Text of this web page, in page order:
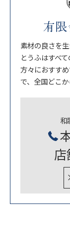
有
素材の良さを
とうふはすべ
方々におすす
で、全国どこか
和